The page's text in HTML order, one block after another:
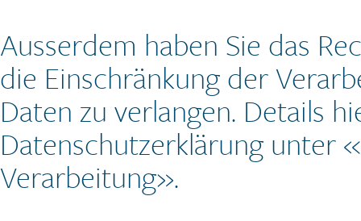
Ausserdem haben Sie das
die Einschränkung der
Daten zu verlangen. Details
Datenschutzerklärung unter
Verarbeitung».